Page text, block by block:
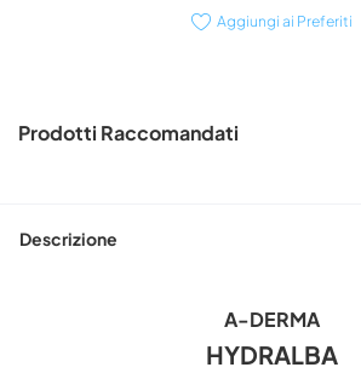
Aggiungi ai Preferiti
Prodotti Raccomandati
Descrizione
A-DERMA
HYDRALBA